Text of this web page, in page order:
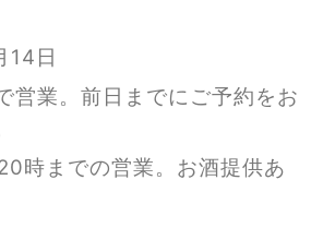
14日
業。前日までにご予約をお
時までの営業。お酒提供あ